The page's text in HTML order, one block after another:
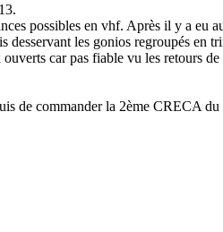
possibles en vhf. Après il y a
desservant les gonios regroupés
car pas fiable vu les retours
de commander la 2ème CRECA du